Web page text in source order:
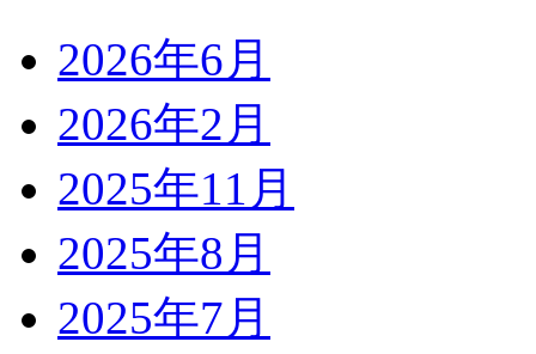
2026年6月
2026年2月
2025年11月
2025年8月
2025年7月